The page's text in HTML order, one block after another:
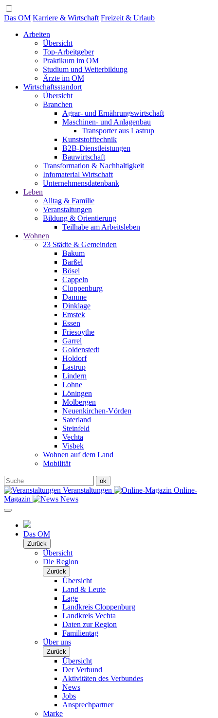
Das OM Karriere & Wirtschaft Freizeit & Urlaub
Arbeiten
Übersicht
Top-Arbeitgeber
Praktikum im OM
Studium und Weiterbildung
Ärzte im OM
Wirtschaftsstandort
Übersicht
Branchen
Agrar- und Ernährungswirtschaft
Maschinen- und Anlagenbau
Transporter aus Lastrup
Kunststofftechnik
B2B-Dienstleistungen
Bauwirtschaft
Transformation & Nachhaltigkeit
Infomaterial Wirtschaft
Unternehmensdatenbank
Leben
Alltag & Familie
Veranstaltungen
Bildung & Orientierung
Teilhabe am Arbeitsleben
Wohnen
23 Städte & Gemeinden
Bakum
Barßel
Bösel
Cappeln
Cloppenburg
Damme
Dinklage
Emstek
Essen
Friesoythe
Garrel
Goldenstedt
Holdorf
Lastrup
Lindern
Lohne
Löningen
Molbergen
Neuenkirchen-Vörden
Saterland
Steinfeld
Vechta
Visbek
Wohnen auf dem Land
Mobilität
Veranstaltungen
Online-
Magazin
News
Das OM
Zurück
Übersicht
Die Region
Zurück
Übersicht
Land & Leute
Lage
Landkreis Cloppenburg
Landkreis Vechta
Daten zur Region
Familientag
Über uns
Zurück
Übersicht
Der Verbund
Aktivitäten des Verbundes
News
Jobs
Ansprechpartner
Marke